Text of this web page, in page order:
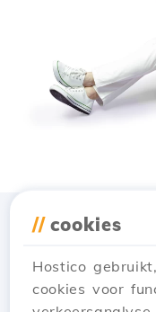
// cookies
Hostico
cookies voor